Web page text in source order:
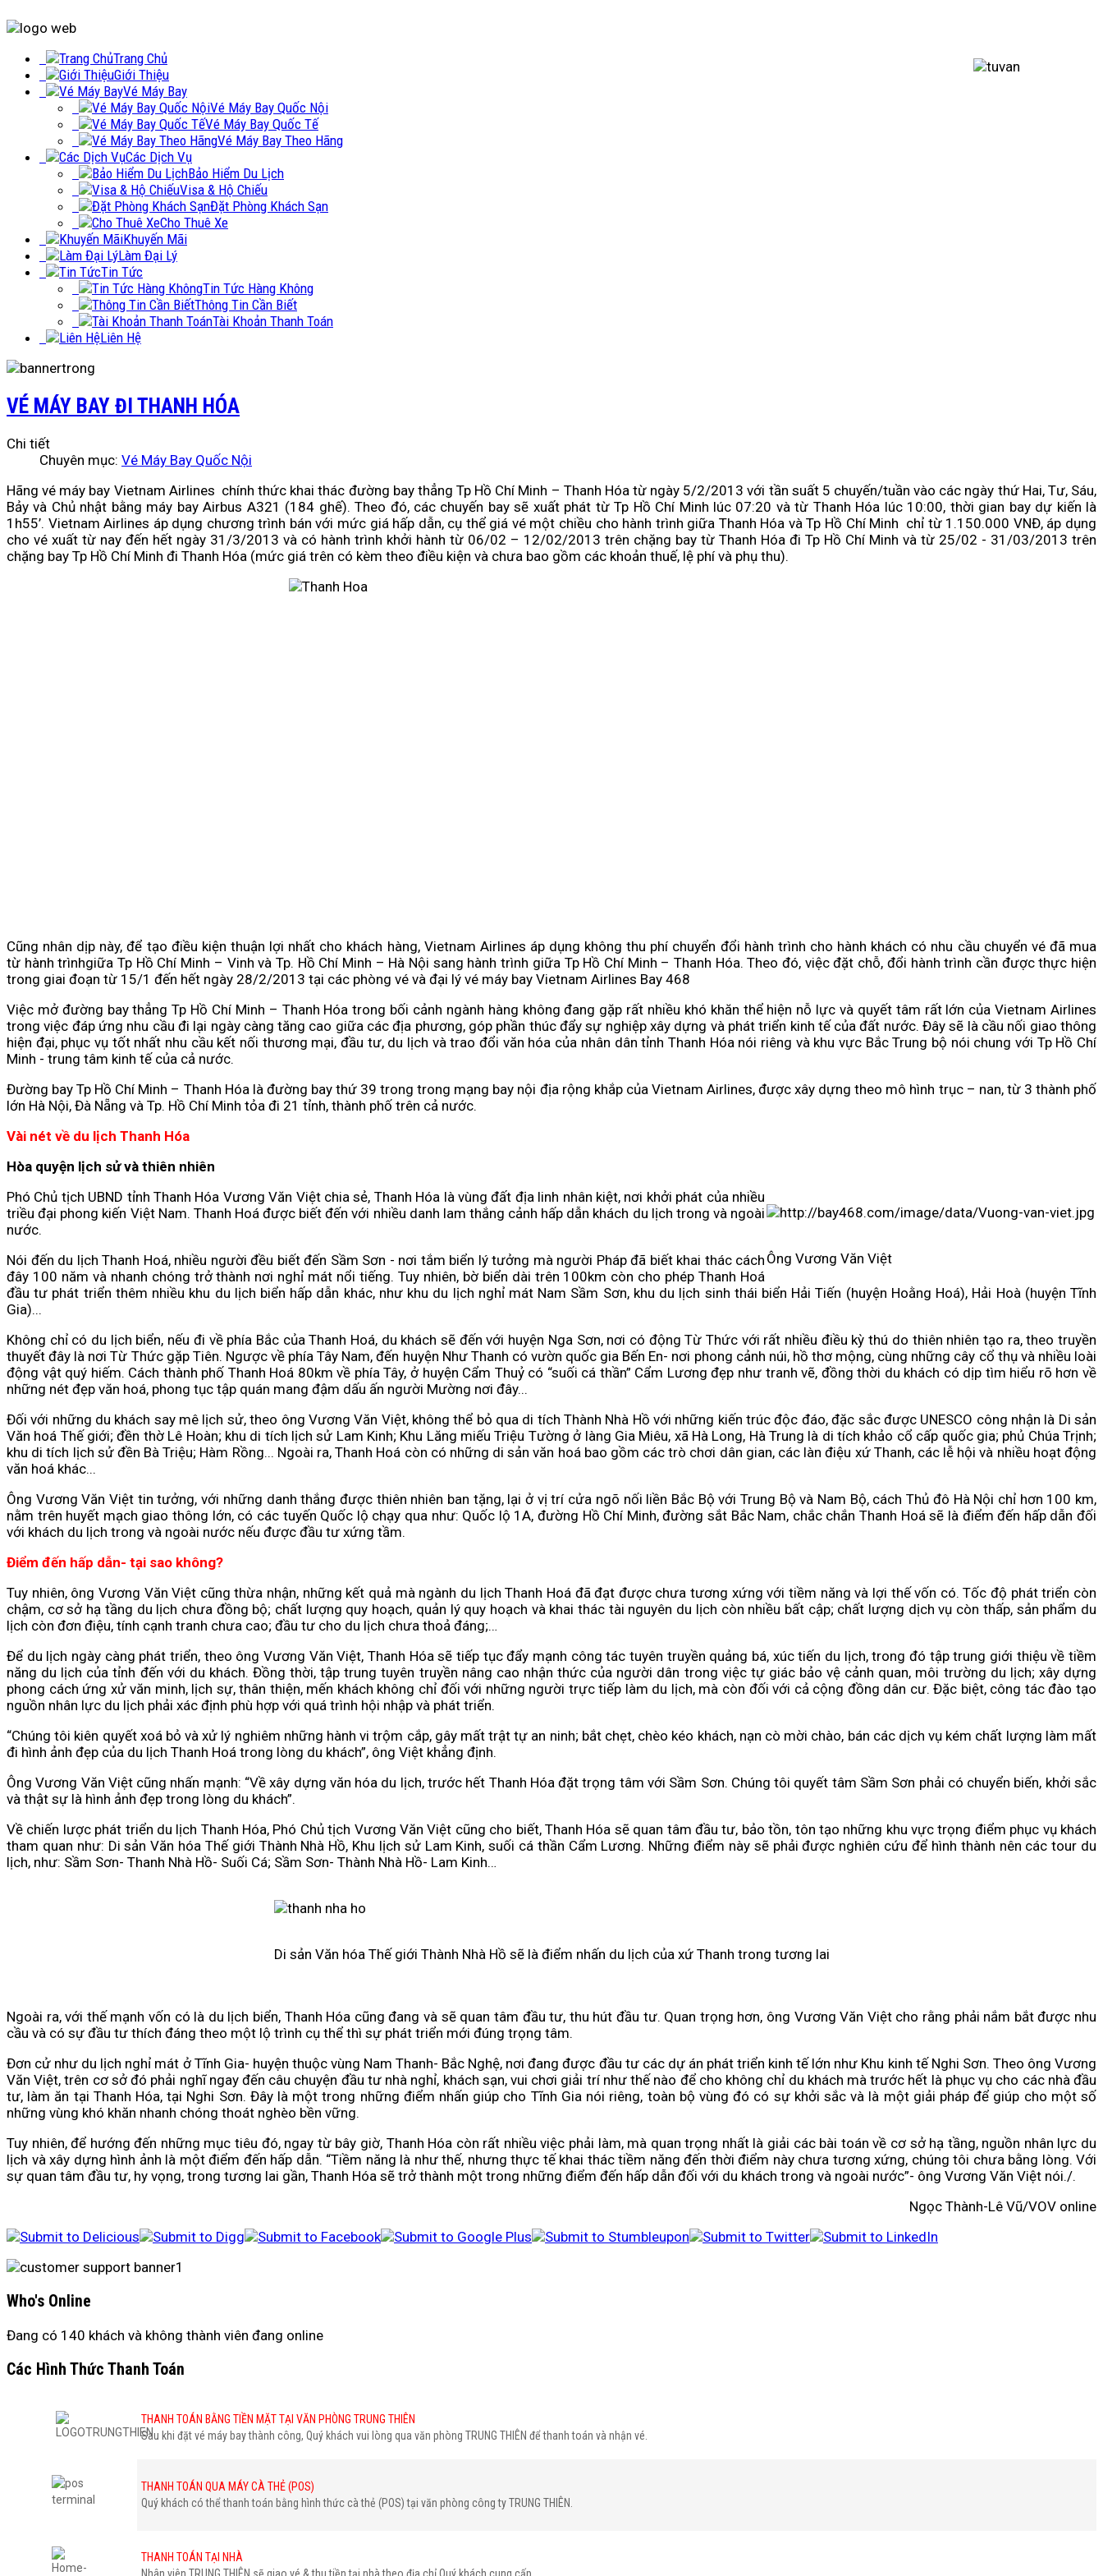
Trang Chủ
Giới Thiệu
Vé Máy Bay
Vé Máy Bay Quốc Nội
Vé Máy Bay Quốc Tế
Vé Máy Bay Theo Hãng
Các Dịch Vụ
Bảo Hiểm Du Lịch
Visa & Hộ Chiếu
Đặt Phòng Khách Sạn
Cho Thuê Xe
Khuyến Mãi
Làm Đại Lý
Tin Tức
Tin Tức Hàng Không
Thông Tin Cần Biết
Tài Khoản Thanh Toán
Liên Hệ
VÉ MÁY BAY ĐI THANH HÓA
Chi tiết
Chuyên mục: Vé Máy Bay Quốc Nội
Hãng vé máy bay Vietnam Airlines chính thức khai thác đường bay thẳng Tp Hồ Chí Minh – Thanh Hóa từ ngày 5/2/2013 với tần suất 5 chuyến/tuần vào các ngày thứ Hai, Tư, Sáu,
Bảy và Chủ nhật bằng máy bay Airbus A321 (184 ghế). Theo đó, các chuyến bay sẽ xuất phát từ Tp Hồ Chí Minh lúc 07:20 và từ Thanh Hóa lúc 10:00, thời gian bay dự kiến là
1h55’. Vietnam Airlines áp dụng chương trình bán với mức giá hấp dẫn, cụ thể giá vé một chiều cho hành trình giữa Thanh Hóa và Tp Hồ Chí Minh chỉ từ 1.150.000 VNĐ, áp dụng
cho vé xuất từ nay đến hết ngày 31/3/2013 và có hành trình khởi hành từ 06/02 – 12/02/2013 trên chặng bay từ Thanh Hóa đi Tp Hồ Chí Minh và từ 25/02 - 31/03/2013 trên
chặng bay Tp Hồ Chí Minh đi Thanh Hóa (mức giá trên có kèm theo điều kiện và chưa bao gồm các khoản thuế, lệ phí và phụ thu).
Cũng nhân dịp này, để tạo điều kiện thuận lợi nhất cho khách hàng, Vietnam Airlines áp dụng không thu phí chuyển đổi hành trình cho hành khách có nhu cầu chuyển vé đã mua
từ hành trìnhgiữa Tp Hồ Chí Minh – Vinh và Tp. Hồ Chí Minh – Hà Nội sang hành trình giữa Tp Hồ Chí Minh – Thanh Hóa. Theo đó, việc đặt chỗ, đổi hành trình cần được thực hiện
trong giai đoạn từ 15/1 đến hết ngày 28/2/2013 tại các phòng vé và đại lý vé máy bay Vietnam Airlines Bay 468
Việc mở đường bay thẳng Tp Hồ Chí Minh – Thanh Hóa trong bối cảnh ngành hàng không đang gặp rất nhiều khó khăn thể hiện nỗ lực và quyết tâm rất lớn của Vietnam Airlines
trong việc đáp ứng nhu cầu đi lại ngày càng tăng cao giữa các địa phương, góp phần thúc đẩy sự nghiệp xây dựng và phát triển kinh tế của đất nước. Đây sẽ là cầu nối giao thông
hiện đại, phục vụ tốt nhất nhu cầu kết nối thương mại, đầu tư, du lịch và trao đổi văn hóa của nhân dân tỉnh Thanh Hóa nói riêng và khu vực Bắc Trung bộ nói chung với Tp Hồ Chí
Minh - trung tâm kinh tế của cả nước.
Đường bay Tp Hồ Chí Minh – Thanh Hóa là đường bay thứ 39 trong trong mạng bay nội địa rộng khắp của Vietnam Airlines, được xây dựng theo mô hình trục – nan, từ 3 thành phố
lớn Hà Nội, Đà Nẵng và Tp. Hồ Chí Minh tỏa đi 21 tỉnh, thành phố trên cả nước.
Vài nét về du lịch Thanh Hóa
Hòa quyện lịch sử và thiên nhiên
Ông Vương Văn Việt
Phó Chủ tịch UBND tỉnh Thanh Hóa Vương Văn Việt chia sẻ, Thanh Hóa là vùng đất địa linh nhân kiệt, nơi khởi phát của nhiều
triều đại phong kiến Việt Nam. Thanh Hoá được biết đến với nhiều danh lam thắng cảnh hấp dẫn khách du lịch trong và ngoài
nước.
Nói đến du lịch Thanh Hoá, nhiều người đều biết đến Sầm Sơn - nơi tắm biển lý tưởng mà người Pháp đã biết khai thác cách
đây 100 năm và nhanh chóng trở thành nơi nghỉ mát nổi tiếng. Tuy nhiên, bờ biển dài trên 100km còn cho phép Thanh Hoá
đầu tư phát triển thêm nhiều khu du lịch biển hấp dẫn khác, như khu du lịch nghỉ mát Nam Sầm Sơn, khu du lịch sinh thái biển Hải Tiến (huyện Hoằng Hoá), Hải Hoà (huyện Tĩnh
Gia)...
Không chỉ có du lịch biển, nếu đi về phía Bắc của Thanh Hoá, du khách sẽ đến với huyện Nga Sơn, nơi có động Từ Thức với rất nhiều điều kỳ thú do thiên nhiên tạo ra, theo truyền
thuyết đây là nơi Từ Thức gặp Tiên. Ngược về phía Tây Nam, đến huyện Như Thanh có vườn quốc gia Bến En- nơi phong cảnh núi, hồ thơ mộng, cùng những cây cổ thụ và nhiều loài
động vật quý hiếm. Cách thành phố Thanh Hoá 80km về phía Tây, ở huyện Cẩm Thuỷ có “suối cá thần” Cẩm Lương đẹp như tranh vẽ, đồng thời du khách có dịp tìm hiểu rõ hơn về
những nét đẹp văn hoá, phong tục tập quán mang đậm dấu ấn người Mường nơi đây...
Đối với những du khách say mê lịch sử, theo ông Vương Văn Việt, không thể bỏ qua di tích Thành Nhà Hồ với những kiến trúc độc đáo, đặc sắc được UNESCO công nhận là Di sản
Văn hoá Thế giới; đền thờ Lê Hoàn; khu di tích lịch sử Lam Kinh; Khu Lăng miếu Triệu Tường ở làng Gia Miêu, xã Hà Long, Hà Trung là di tích khảo cổ cấp quốc gia; phủ Chúa Trịnh;
khu di tích lịch sử đền Bà Triệu; Hàm Rồng... Ngoài ra, Thanh Hoá còn có những di sản văn hoá bao gồm các trò chơi dân gian, các làn điệu xứ Thanh, các lễ hội và nhiều hoạt động
văn hoá khác...
Ông Vương Văn Việt tin tưởng, với những danh thắng được thiên nhiên ban tặng, lại ở vị trí cửa ngõ nối liền Bắc Bộ với Trung Bộ và Nam Bộ, cách Thủ đô Hà Nội chỉ hơn 100 km,
nằm trên huyết mạch giao thông lớn, có các tuyến Quốc lộ chạy qua như: Quốc lộ 1A, đường Hồ Chí Minh, đường sắt Bắc Nam, chắc chắn Thanh Hoá sẽ là điểm đến hấp dẫn đối
với khách du lịch trong và ngoài nước nếu được đầu tư xứng tầm.
Điểm đến hấp dẫn- tại sao không?
Tuy nhiên, ông Vương Văn Việt cũng thừa nhận, những kết quả mà ngành du lịch Thanh Hoá đã đạt được chưa tương xứng với tiềm năng và lợi thế vốn có. Tốc độ phát triển còn
chậm, cơ sở hạ tầng du lịch chưa đồng bộ; chất lượng quy hoạch, quản lý quy hoạch và khai thác tài nguyên du lịch còn nhiều bất cập; chất lượng dịch vụ còn thấp, sản phẩm du
lịch còn đơn điệu, tính cạnh tranh chưa cao; đầu tư cho du lịch chưa thoả đáng;…
Để du lịch ngày càng phát triển, theo ông Vương Văn Việt, Thanh Hóa sẽ tiếp tục đẩy mạnh công tác tuyên truyền quảng bá, xúc tiến du lịch, trong đó tập trung giới thiệu về tiềm
năng du lịch của tỉnh đến với du khách. Đồng thời, tập trung tuyên truyền nâng cao nhận thức của người dân trong việc tự giác bảo vệ cảnh quan, môi trường du lịch; xây dựng
phong cách ứng xử văn minh, lịch sự, thân thiện, mến khách không chỉ đối với những người trực tiếp làm du lịch, mà còn đối với cả cộng đồng dân cư. Đặc biệt, công tác đào tạo
nguồn nhân lực du lịch phải xác định phù hợp với quá trình hội nhập và phát triển.
“Chúng tôi kiên quyết xoá bỏ và xử lý nghiêm những hành vi trộm cắp, gây mất trật tự an ninh; bắt chẹt, chèo kéo khách, nạn cò mời chào, bán các dịch vụ kém chất lượng làm mất
đi hình ảnh đẹp của du lịch Thanh Hoá trong lòng du khách”, ông Việt khẳng định.
Ông Vương Văn Việt cũng nhấn mạnh: “Về xây dựng văn hóa du lịch, trước hết Thanh Hóa đặt trọng tâm với Sầm Sơn. Chúng tôi quyết tâm Sầm Sơn phải có chuyển biến, khởi sắc
và thật sự là hình ảnh đẹp trong lòng du khách”.
Về chiến lược phát triển du lịch Thanh Hóa, Phó Chủ tịch Vương Văn Việt cũng cho biết, Thanh Hóa sẽ quan tâm đầu tư, bảo tồn, tôn tạo những khu vực trọng điểm phục vụ khách
tham quan như: Di sản Văn hóa Thế giới Thành Nhà Hồ, Khu lịch sử Lam Kinh, suối cá thần Cẩm Lương. Những điểm này sẽ phải được nghiên cứu để hình thành nên các tour du
lịch, như: Sầm Sơn- Thanh Nhà Hồ- Suối Cá; Sầm Sơn- Thành Nhà Hồ- Lam Kinh…
Di sản Văn hóa Thế giới Thành Nhà Hồ sẽ là điểm nhấn du lịch của xứ Thanh trong tương lai
Ngoài ra, với thế mạnh vốn có là du lịch biển, Thanh Hóa cũng đang và sẽ quan tâm đầu tư, thu hút đầu tư. Quan trọng hơn, ông Vương Văn Việt cho rằng phải nắm bắt được nhu
cầu và có sự đầu tư thích đáng theo một lộ trình cụ thể thì sự phát triển mới đúng trọng tâm.
Đơn cử như du lịch nghỉ mát ở Tĩnh Gia- huyện thuộc vùng Nam Thanh- Bắc Nghệ, nơi đang được đầu tư các dự án phát triển kinh tế lớn như Khu kinh tế Nghi Sơn. Theo ông Vương
Văn Việt, trên cơ sở đó phải nghĩ ngay đến câu chuyện đầu tư nhà nghỉ, khách sạn, vui chơi giải trí như thế nào để cho không chỉ du khách mà trước hết là phục vụ cho các nhà đầu
tư, làm ăn tại Thanh Hóa, tại Nghi Sơn. Đây là một trong những điểm nhấn giúp cho Tĩnh Gia nói riêng, toàn bộ vùng đó có sự khởi sắc và là một giải pháp để giúp cho một số
những vùng khó khăn nhanh chóng thoát nghèo bền vững.
Tuy nhiên, để hướng đến những mục tiêu đó, ngay từ bây giờ, Thanh Hóa còn rất nhiều việc phải làm, mà quan trọng nhất là giải các bài toán về cơ sở hạ tầng, nguồn nhân lực du
lịch và xây dựng hình ảnh là một điểm đến hấp dẫn. “Tiềm năng là như thế, nhưng thực tế khai thác tiềm năng đến thời điểm này chưa tương xứng, chúng tôi chưa bằng lòng. Với
sự quan tâm đầu tư, hy vọng, trong tương lai gần, Thanh Hóa sẽ trở thành một trong những điểm đến hấp dẫn đối với du khách trong và ngoài nước”- ông Vương Văn Việt nói./.
Ngọc Thành-Lê Vũ/VOV online
Who's Online
Đang có 140 khách và không thành viên đang online
Các Hình Thức Thanh Toán
THANH TOÁN BẰNG TIỀN MẶT TẠI VĂN PHÒNG TRUNG THIÊN
Sau khi đặt vé máy bay thành công, Quý khách vui lòng qua văn phòng TRUNG THIÊN để thanh toán và nhận vé.
THANH TOÁN QUA MÁY CÀ THẺ (POS)
Quý khách có thể thanh toán bằng hình thức cà thẻ (POS) tại văn phòng công ty TRUNG THIÊN.
THANH TOÁN TẠI NHÀ